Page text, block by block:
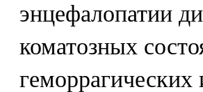
энцефалопатии
коматозных